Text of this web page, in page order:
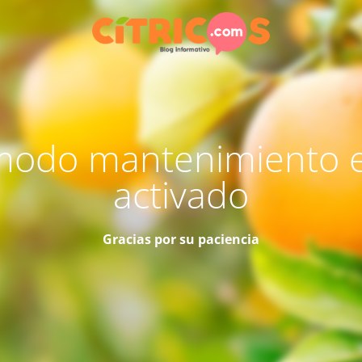
mantenimiento
activado
Gracias por su paciencia